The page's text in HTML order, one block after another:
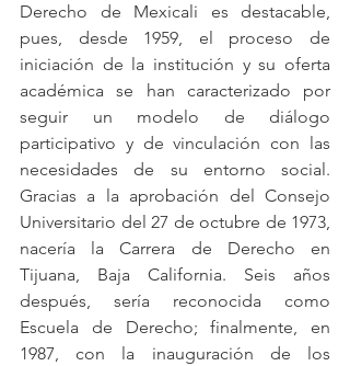
Derecho de Mexicali es destacable,
pues, desde 1959, el proceso de
iniciación de la institución y su oferta
académica se han caracterizado por
seguir un modelo de diálogo
participativo y de vinculación con las
necesidades de su entorno social.
Gracias a la aprobación del Consejo
Universitario del 27 de octubre de 1973,
nacería la Carrera de Derecho en
Tijuana, Baja California. Seis años
después, sería reconocida como
Escuela de Derecho; finalmente, en
1987, con la inauguración de los